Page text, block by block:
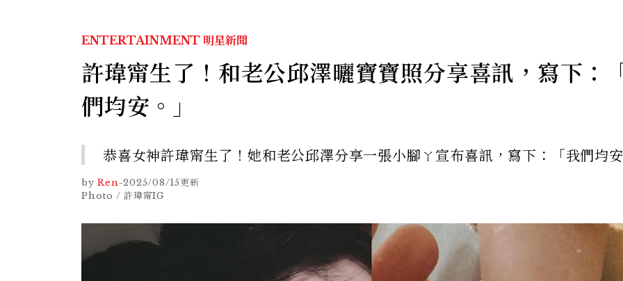
ENTERTAINMENT 明星新聞
許瑋甯生了！和老公邱澤曬寶寶照分享喜訊，寫下：
們均安。」
恭喜女神許瑋甯生了！她和老公邱澤分享一張小腳ㄚ宣布喜訊，寫下：「我們均
by Ren-2025/08/15更新
Photo / 許瑋甯IG